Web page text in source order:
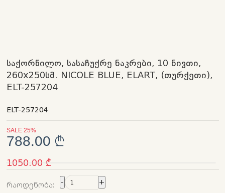
საქორწილო, სასაჩუქრე ნაკრები, 10 ნივთი,
260x250სმ. NICOLE BLUE, ELART, (თურქეთი),
ELT-257204
ELT-257204
SALE 25%
788.00 ₾
1050.00 ₾
ᲠᲐᲝᲓᲔᲜᲝᲑᲐ: - +